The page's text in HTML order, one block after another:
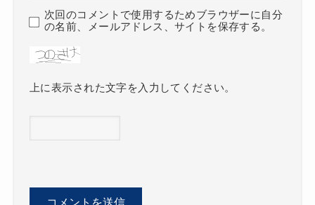
次回のコメントで使用するためブラウザーに自分
の名前、メールアドレス、サイトを保存する。
上に表示された文字を入力してください。